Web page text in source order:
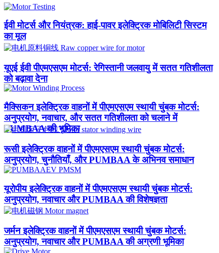
ईवी मोटर्स और नियंत्रक: हाई-पावर इलेक्ट्रिक मोबिलिटी सिस्टम
का मूल
यूएई ईवी पीएमएसएम मोटर्स: रेगिस्तानी जलवायु में सतत गतिशीलता
को बढ़ावा देना
मैक्सिकन इलेक्ट्रिक वाहनों में पीएमएसएम स्थायी चुंबक मोटर्स:
अनुप्रयोग, नवाचार, और सतत गतिशीलता को चलाने में
PUMBAA की भूमिका
रूसी इलेक्ट्रिक वाहनों में पीएमएसएम स्थायी चुंबक मोटर्स:
अनुप्रयोग, चुनौतियाँ, और PUMBAA के अभिनव समाधान
यूरोपीय इलेक्ट्रिक वाहनों में पीएमएसएम स्थायी चुंबक मोटर्स:
अनुप्रयोग, नवाचार और PUMBAA की विशेषज्ञता
जर्मन इलेक्ट्रिक वाहनों में पीएमएसएम स्थायी चुंबक मोटर्स:
अनुप्रयोग, नवाचार और PUMBAA की अग्रणी भूमिका​